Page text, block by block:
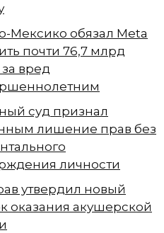
Мексико обязал Meta
почти 76,7 млрд
вред
суд признал
лишение прав без
личности
утвердил новый
оказания акушерской